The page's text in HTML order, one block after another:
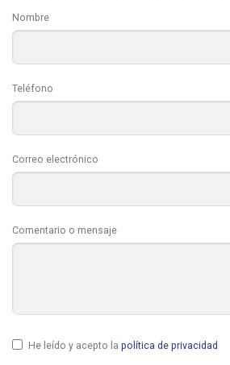
Nombre
Teléfono
Correo electrónico
Comentario o mensaje
He leído y acepto la política de privacidad